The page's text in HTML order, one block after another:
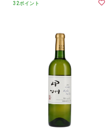
32ポイント